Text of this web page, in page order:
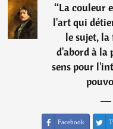
“La couleur
l'art qui
le sujet,
d'abord à la
sens pour
―
Facebook